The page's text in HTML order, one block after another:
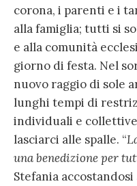
corona, i parenti e i
alla famiglia; tutti si
e alla comunità
giorno di festa. Nel
nuovo raggio di sole
lunghi tempi di
individuali e
lasciarci alle spalle. “
una benedizione per
Stefania